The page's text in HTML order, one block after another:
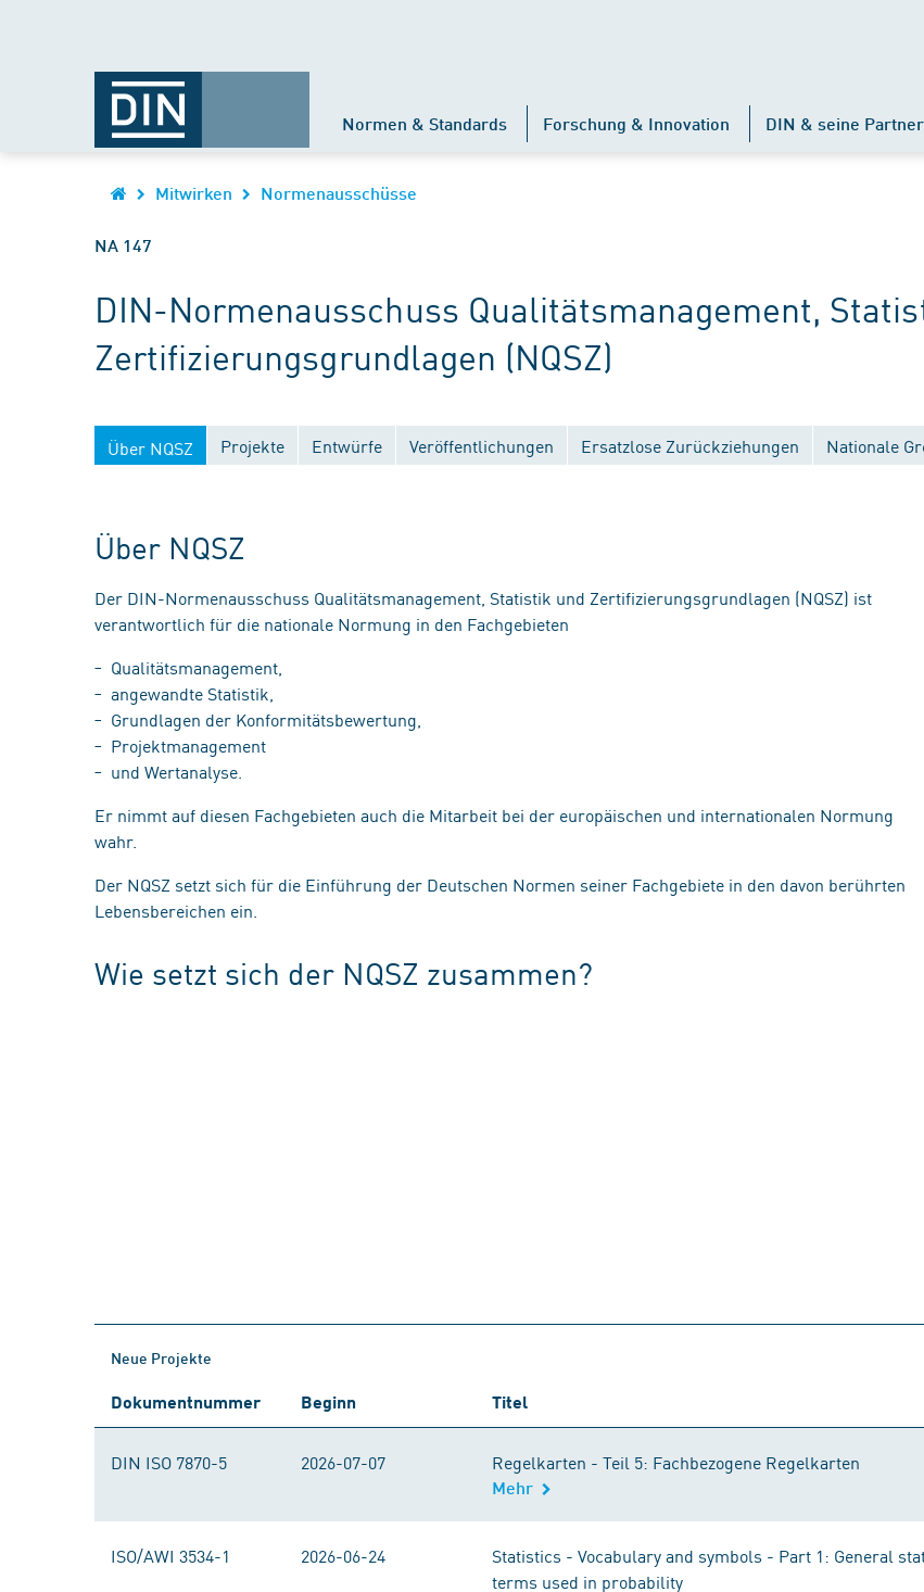
Normen & Standards Forschung & Innovation DIN & seine Partner
Mitwirken Normenausschüsse
NA 147
DIN-Normenausschuss Qualitätsmanagement,
Zertifizierungsgrundlagen (NQSZ)
Über NQSZ Projekte Entwürfe Veröffentlichungen Ersatzlose Zurückziehungen Nationale
Über NQSZ
Der DIN-Normenausschuss Qualitätsmanagement, Statistik und Zertifizierungsgrundlagen (NQSZ) ist
verantwortlich für die nationale Normung in den Fachgebieten
Qualitätsmanagement,
angewandte Statistik,
Grundlagen der Konformitätsbewertung,
Projektmanagement
und Wertanalyse.
Er nimmt auf diesen Fachgebieten auch die Mitarbeit bei der europäischen und internationalen Normung
wahr.
Der NQSZ setzt sich für die Einführung der Deutschen Normen seiner Fachgebiete in den davon berührten
Lebensbereichen ein.
Wie setzt sich der NQSZ zusammen?
Neue Projekte
Dokumentnummer Beginn Titel
DIN ISO 7870-5 2026-07-07 Regelkarten - Teil 5: Fachbezogene Regelkarten
Mehr
ISO/AWI 3534-1 2026-06-24
Statistics - Vocabulary and symbols - Part 1: General
terms used in probability